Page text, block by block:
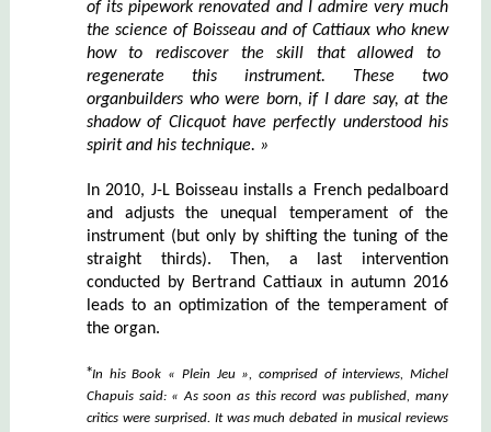
of its pipework renovated and I admire very much
the science ofBoisseauand of Cattiauxwho knew
how to rediscover theskill
that allowed to
regenerate thisinstrument. These two
organbuilderswho were born, if I dare say, at the
shadow of Clicquothave perfectly understood his
spirit and his technique. »
In 2010, J-L Boisseau installs a French pedalboard
and adjusts the unequal temperament of the
instrument (but only by shifting the tuning of the
straight thirds). Then, a last intervention
conducted by Bertrand Cattiaux in autumn 2016
leads to an optimization of the temperament of
the organ.
*In his Book « Plein Jeu », comprised of interviews, Michel
Chapuis said: « As soon as this record was published, many
critics were surprised. It was much debated in musical reviews